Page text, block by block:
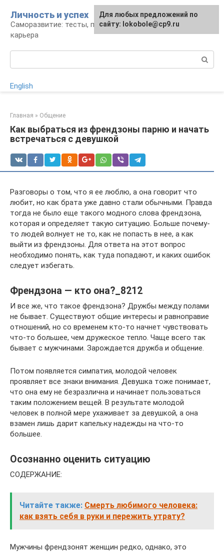
контенту
Личность и успех
Саморазвитие: тесты, психология, работа и
карьера
English
Главная » Общение
Как выбраться из френдзоны парню и начать
встречаться с девушкой
Разговоры о том, что я ее люблю, а она говорит что
любит, но как брата уже давно стали обычными. Правда
тогда не было еще такого модного слова френдзона,
которая и определяет такую ситуацию. Больше почему-
то людей волнует не то, как не попасть в нее, а как
выйти из френдзоны. Для ответа на этот вопрос
необходимо понять, как туда попадают, и каких ошибок
следует избегать.
Френдзона — кто она?_8212
И все же, что такое френдзона? Дружбы между полами
не бывает. Существуют общие интересы и равноправие
отношений, но со временем кто-то начнет чувствовать
что-то большее, чем дружеское тепло. Чаще всего так
бывает с мужчинами. Зарождается дружба и общение.
Потом появляется симпатия, молодой человек
проявляет все знаки внимания. Девушка тоже понимает,
что она ему не безразлична и начинает пользоваться
таким положением вещей. В результате молодой
человек в полной мере ухаживает за девушкой, а она
взамен лишь дарит капельку надежды на что-то
большее.
Осознанно оценить ситуацию
СОДЕРЖАНИЕ:
Читайте также: Смерть любимого человека:
как взять себя в руки и пережить утрату?
Мужчины френдзонят женщин редко, однако, это
Для любых предложений по
сайту: lokobole@cp9.ru